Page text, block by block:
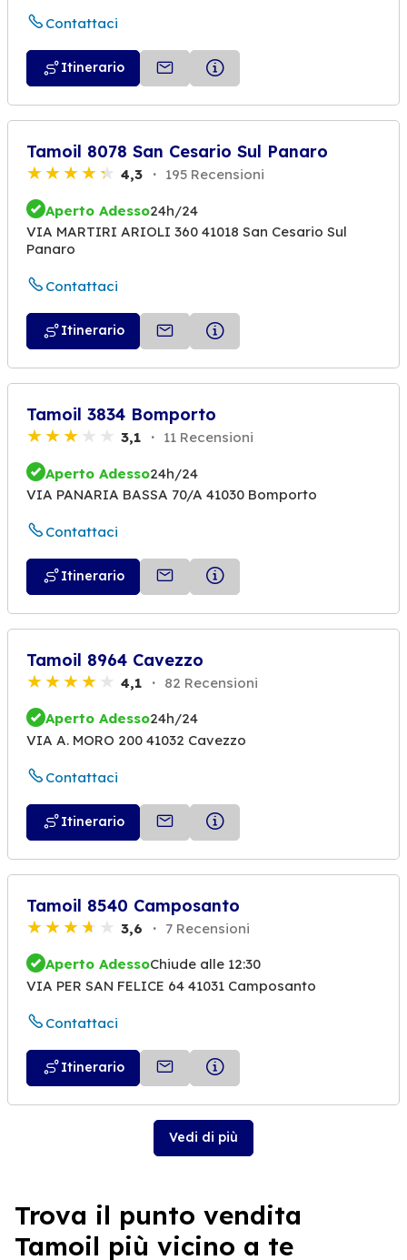
Contattaci
Itinerario
Tamoil 8078 San Cesario Sul Panaro
4,3 195 Recensioni
Aperto Adesso24h/24
VIA MARTIRI ARIOLI 360 41018 San Cesario Sul
Panaro
Contattaci
Itinerario
Tamoil 3834 Bomporto
3,1 11 Recensioni
Aperto Adesso24h/24
VIA PANARIA BASSA 70/A 41030 Bomporto
Contattaci
Itinerario
Tamoil 8964 Cavezzo
4,1 82 Recensioni
Aperto Adesso24h/24
VIA A. MORO 200 41032 Cavezzo
Contattaci
Itinerario
Tamoil 8540 Camposanto
3,6 7 Recensioni
Aperto AdessoChiude alle 12:30
VIA PER SAN FELICE 64 41031 Camposanto
Contattaci
Itinerario
Vedi di più
Trova il punto vendita
Tamoil più vicino a te